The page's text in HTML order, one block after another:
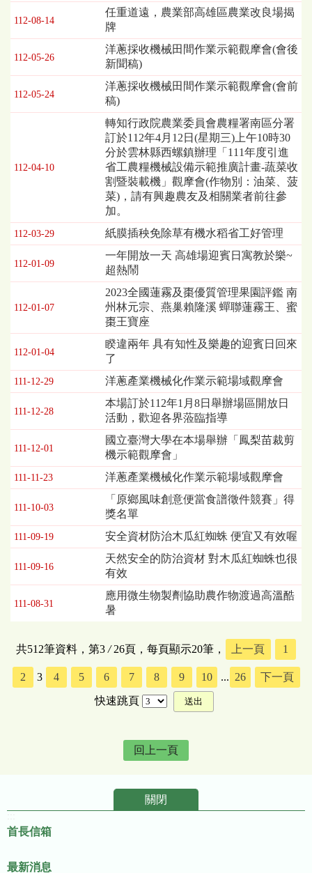
為：
發
期、
標
112-08-14
任重道遠，農業部高雄區農業改良場揭
牌
112-05-26
洋蔥採收機械田間作業示範觀摩會(會後
新聞稿)
112-05-24
洋蔥採收機械田間作業示範觀摩會(會前
稿)
112-04-10
轉知行政院農業委員會農糧署南區分署
訂於112年4月12日(星期三)上午10時30
分於雲林縣西螺鎮辦理「111年度引進
省工農糧機械設備示範推廣計畫-蔬菜收
割暨裝載機」觀摩會(作物別：油菜、菠
菜)，請有興趣農友及相關業者前往參
加。
112-03-29 紙膜插秧免除草有機水稻省工好管理
112-01-09
一年開放一天 高雄場迎賓日寓教於樂~
超熱鬧
112-01-07
2023全國蓮霧及棗優質管理果園評鑑 南
州林元宗、燕巢賴隆溪 蟬聯蓮霧王、蜜
棗王寶座
112-01-04
睽違兩年 具有知性及樂趣的迎賓日回來
了
111-12-29 洋蔥產業機械化作業示範場域觀摩會
111-12-28
本場訂於112年1月8日舉辦場區開放日
活動，歡迎各界蒞臨指導
111-12-01
國立臺灣大學在本場舉辦「鳳梨苗裁剪
機示範觀摩會」
111-11-23 洋蔥產業機械化作業示範場域觀摩會
111-10-03
「原鄉風味創意便當食譜徵件競賽」得
獎名單
111-09-19 安全資材防治木瓜紅蜘蛛 便宜又有效喔
111-09-16
天然安全的防治資材 對木瓜紅蜘蛛也很
有效
111-08-31
應用微生物製劑協助農作物渡過高溫酷
暑
共512筆資料，第3/26頁，每頁顯示20筆， 上一頁 1
2 3 4 5 6 7 8 9 10 ... 26
下一頁
快速跳頁
回上一頁
關閉
首長信箱
最新消息